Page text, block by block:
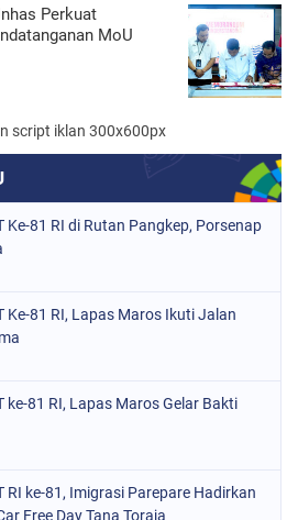
Perkuat
MoU
script iklan 300x600px
Ke-81 RI di Rutan Pangkep, Porsenap
Ke-81 RI, Lapas Maros Ikuti Jalan
ke-81 RI, Lapas Maros Gelar Bakti
RI ke-81, Imigrasi Parepare Hadirkan
Free Day Tana Toraja